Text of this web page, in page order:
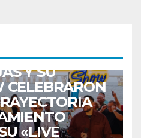
Y SU
CELEBRARON
«LIVE